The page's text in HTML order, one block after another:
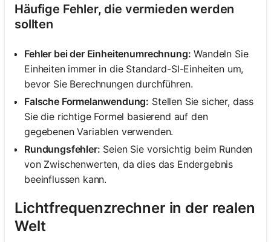
Häufige Fehler, die vermieden werden
sollten
Fehler bei der Einheitenumrechnung: Wandeln Sie
Einheiten immer in die Standard-SI-Einheiten um,
bevor Sie Berechnungen durchführen.
Falsche Formelanwendung: Stellen Sie sicher, dass
Sie die richtige Formel basierend auf den
gegebenen Variablen verwenden.
Rundungsfehler: Seien Sie vorsichtig beim Runden
von Zwischenwerten, da dies das Endergebnis
beeinflussen kann.
Lichtfrequenzrechner in der realen
Welt